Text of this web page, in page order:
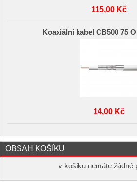
115,00 Kč
Koaxiální kabel CB500 75
14,00 Kč
OBSAH KOŠÍKU
v košíku nemáte žádné